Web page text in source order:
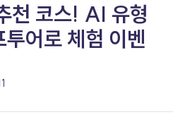
천 코스! AI 유형
어로 체험 이벤